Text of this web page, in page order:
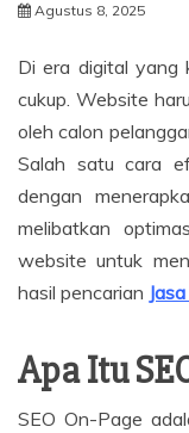
Agustus 8, 2025
Di era digital yang
cukup. Website
oleh calon
Salah satu cara
dengan
melibatkan
website untuk
hasil pencarian
Apa Itu
SEO On-Page